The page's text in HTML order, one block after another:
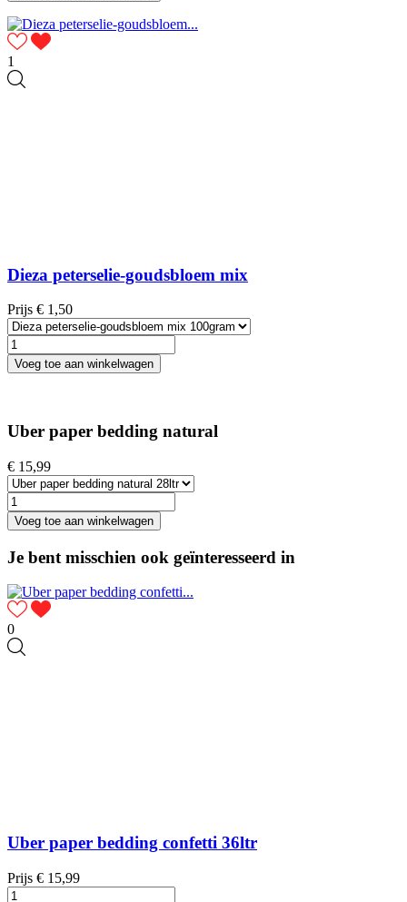
1
Dieza peterselie-goudsbloem mix
Prijs € 1,50
Voeg toe aan winkelwagen
Uber paper bedding natural
€ 15,99
Voeg toe aan winkelwagen
Je bent misschien ook geïnteresseerd in
0
Uber paper bedding confetti 36ltr
Prijs € 15,99